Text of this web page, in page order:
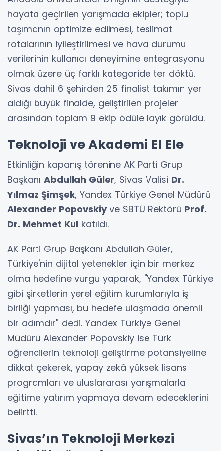
hayata geçirilen yarışmada ekipler; toplu
taşımanın optimize edilmesi, teslimat
rotalarının iyileştirilmesi ve hava durumu
verilerinin kullanıcı deneyimine entegrasyonu
olmak üzere üç farklı kategoride ter döktü.
Sivas dahil 6 şehirden 25 finalist takımın yer
aldığı büyük finalde, geliştirilen projeler
arasından toplam 9 ekip ödüle layık görüldü.
Teknoloji ve Akademi El Ele
Etkinliğin kapanış törenine AK Parti Grup
Başkanı Abdullah Güler, Sivas Valisi Dr.
Yılmaz Şimşek, Yandex Türkiye Genel Müdürü
Alexander Popovskiyve SBTÜ Rektörü Prof.
Dr. Mehmet Kul katıldı.
AK Parti Grup Başkanı Abdullah Güler,
Türkiye'nin dijital yetenekler için bir merkez
olma hedefine vurgu yaparak, "Yandex Türkiye
gibi şirketlerin yerel eğitim kurumlarıyla iş
birliği yapması, bu hedefe ulaşmada önemli
bir adımdır" dedi. Yandex Türkiye Genel
Müdürü Alexander Popovskiy ise Türk
öğrencilerin teknoloji geliştirme potansiyeline
dikkat çekerek, yapay zekâ yüksek lisans
programları ve uluslararası yarışmalarla
eğitime yatırım yapmaya devam edeceklerini
belirtti.
Sivas’ın Teknoloji Merkezi